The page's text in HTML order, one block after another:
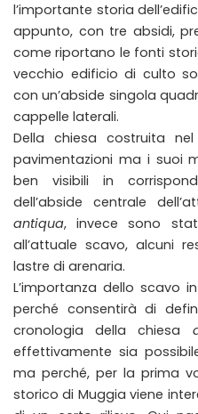
l’importante storia
appunto, con tre absidi,
come riportano le fonti
vecchio edificio di culto
con un’abside singola
cappelle laterali.
Della chiesa costruita
pavimentazioni ma i suoi
ben visibili in
dell’abside centrale
antiqua, invece sono
all’attuale scavo, alcuni
lastre di arenaria.
L’importanza dello scavo
perché consentirà di
cronologia della chiesa
effettivamente sia
ma perché, per la prima
storico di Muggia viene